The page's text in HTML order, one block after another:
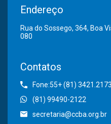
Endereço
Rua do Sossego, 364, Boa
080
Contatos
Fone:55+ (81) 3421.2173
(81) 99490-2122
secretaria@ccba.org.br